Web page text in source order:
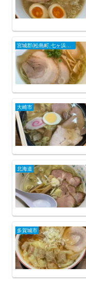
宮城郡(松島町,七ヶ浜町,利府町)
大崎市
北海道
多賀城市